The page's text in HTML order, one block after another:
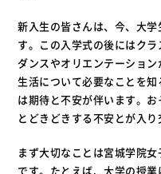
新入生の皆さんは、今、大
す。この入学式の後にはク
ダンスやオリエンテーショ
生活について必要なことを
は期待と不安が伴います。
とどきどきする不安とが入り
まず大切なことは宮城学院
です。たとえば、大学の授